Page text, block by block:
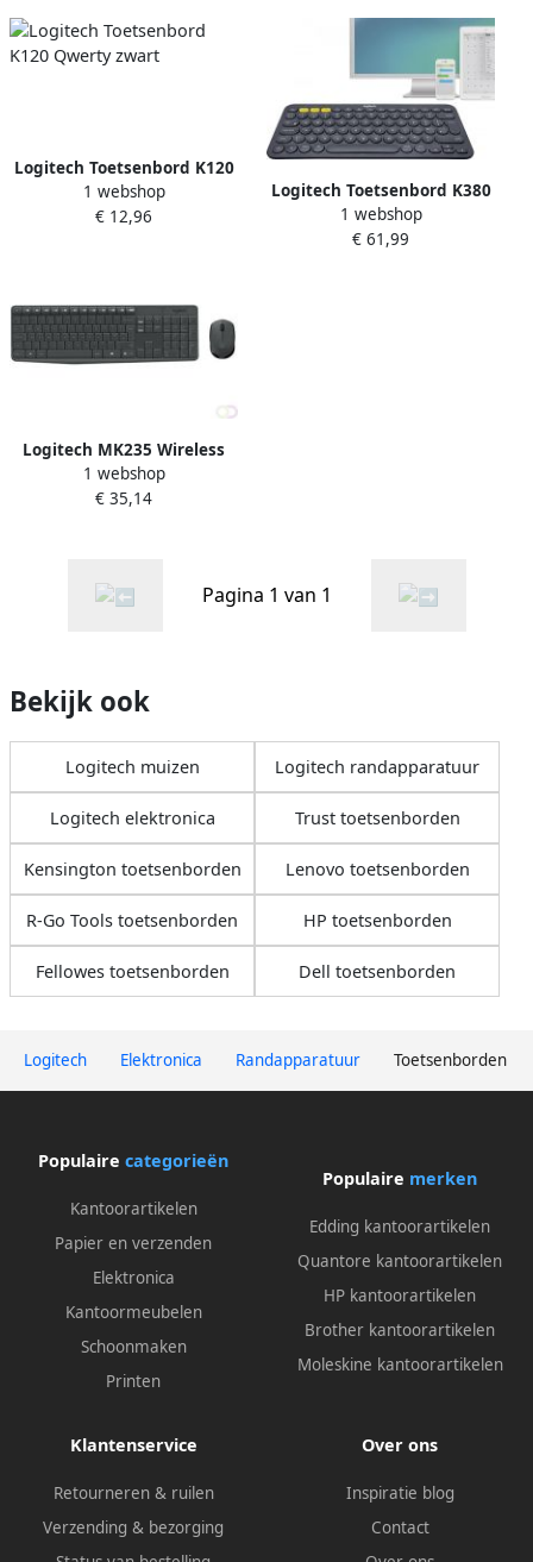
Logitech Elektronica Randapparatuur Toetsenborden
Logitech Toetsenbord K120
Qwerty zwart
1 webshop
€ 12,96
Logitech Toetsenbord K380
Bluetooth AZERTY grijs
1 webshop
€ 61,99
Logitech MK235 Wireless
Keyboard and Mouse
Combo toetsenbord USB
1 webshop
€ 35,14
Pagina 1 van 1
Bekijk ook
Logitech muizen Logitech randapparatuur
Logitech elektronica Trust toetsenborden
Kensington toetsenborden Lenovo toetsenborden
R-Go Tools toetsenborden HP toetsenborden
Fellowes toetsenborden Dell toetsenborden
Populaire categorieën
Kantoorartikelen
Papier en verzenden
Elektronica
Kantoormeubelen
Schoonmaken
Printen
Populaire merken
Edding kantoorartikelen
Quantore kantoorartikelen
HP kantoorartikelen
Brother kantoorartikelen
Moleskine kantoorartikelen
Klantenservice
Retourneren & ruilen
Verzending & bezorging
Over ons
Inspiratie blog
Contact